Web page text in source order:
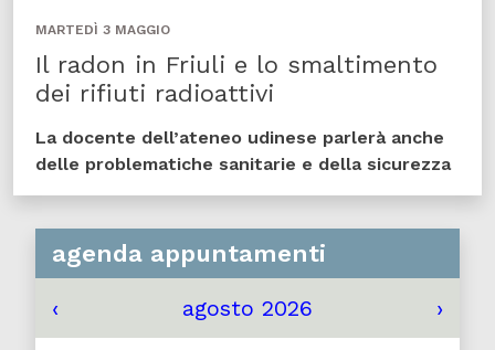
MARTEDÌ 3 MAGGIO
Il radon in Friuli e lo smaltimento
dei rifiuti radioattivi
La docente dell’ateneo udinese parlerà anche
delle problematiche sanitarie e della sicurezza
agenda appuntamenti
‹ agosto 2026 ›